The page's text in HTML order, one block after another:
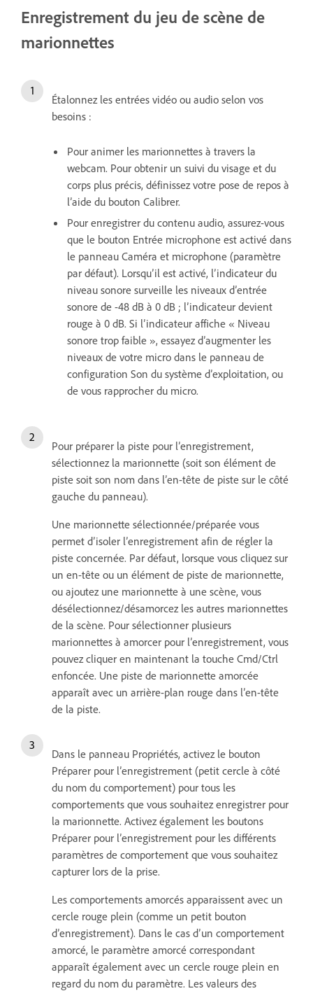
Enregistrement du jeu de scène de
marionnettes
Étalonnez les entrées vidéo ou audio selon vos
besoins :
Pour animer les marionnettes à travers la
webcam. Pour obtenir un suivi du visage et du
corps plus précis, définissez votre pose de repos à
lʼaide du bouton Calibrer.
Pour enregistrer du contenu audio, assurez-vous
que le bouton Entrée microphone est activé dans
le panneau Caméra et microphone (paramètre
par défaut). Lorsqu’il est activé, l’indicateur du
niveau sonore surveille les niveaux d’entrée
sonore de -48 dB à 0 dB ; l’indicateur devient
rouge à 0 dB. Si l’indicateur affiche « Niveau
sonore trop faible », essayez d’augmenter les
niveaux de votre micro dans le panneau de
configuration Son du système d’exploitation, ou
de vous rapprocher du micro.
Pour préparer la piste pour l’enregistrement,
sélectionnez la marionnette (soit son élément de
piste soit son nom dans l’en-tête de piste sur le côté
gauche du panneau).
Une marionnette sélectionnée/préparée vous
permet d’isoler l’enregistrement afin de régler la
piste concernée. Par défaut, lorsque vous cliquez sur
un en-tête ou un élément de piste de marionnette,
ou ajoutez une marionnette à une scène, vous
désélectionnez/désamorcez les autres marionnettes
de la scène. Pour sélectionner plusieurs
marionnettes à amorcer pour l’enregistrement, vous
pouvez cliquer en maintenant la touche Cmd/Ctrl
enfoncée. Une piste de marionnette amorcée
apparaît avec un arrière-plan rouge dans l’en-tête
de la piste.
Dans le panneau Propriétés, activez le bouton
Préparer pour l’enregistrement (petit cercle à côté
du nom du comportement) pour tous les
comportements que vous souhaitez enregistrer pour
la marionnette. Activez également les boutons
Préparer pour l’enregistrement pour les différents
paramètres de comportement que vous souhaitez
capturer lors de la prise.
Les comportements amorcés apparaissent avec un
cercle rouge plein (comme un petit bouton
d’enregistrement). Dans le cas d’un comportement
amorcé, le paramètre amorcé correspondant
apparaît également avec un cercle rouge plein en
regard du nom du paramètre. Les valeurs des